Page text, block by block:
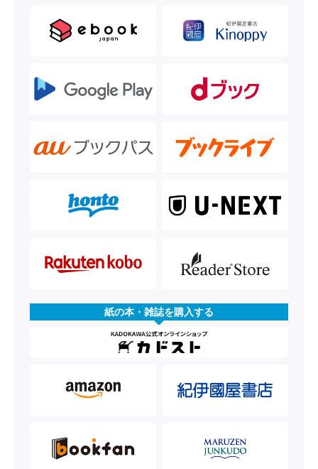
紙の本・雑誌を購入する